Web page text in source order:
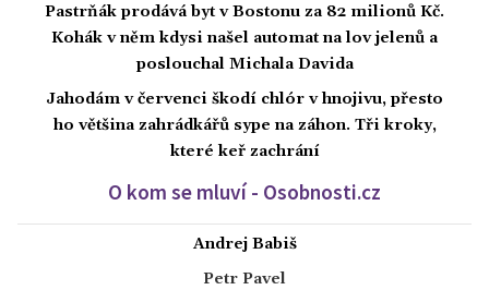
Pastrňák prodává byt v Bostonu za 82 milionů Kč.
Kohák v něm kdysi našel automat na lov jelenů a
poslouchal Michala Davida
Jahodám v červenci škodí chlór v hnojivu, přesto
ho většina zahrádkářů sype na záhon. Tři kroky,
které keř zachrání
O kom se mluví - Osobnosti.cz
Andrej Babiš
Petr Pavel